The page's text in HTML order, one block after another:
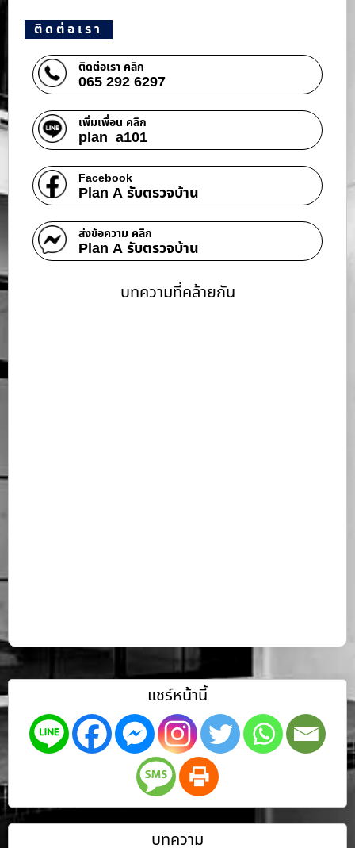
ติดต่อเรา
ติดต่อเรา คลิก
065 292 6297
เพิ่มเพื่อน คลิก
plan_a101
Facebook
Plan A รับตรวจบ้าน
ส่งข้อความ คลิก
Plan A รับตรวจบ้าน
บทความที่คล้ายกัน
แชร์หน้านี้
บทความ